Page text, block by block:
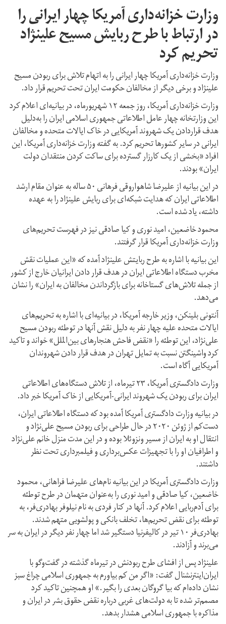
وزارت خزانه‌داری آمریکا چهار ایرانی را
در ارتباط با طرح ربایش مسیح علینژاد
تحریم کرد
وزارت خزانه‌داری آمریکا چهار ایرانی را به اتهام تلاش برای ربودن مسیح
علینژاد و برخی دیگر از مخالفان حکومت ایران تحت تحریم قرار داد.
وزارت خزانه‌داری آمریکا، روز جمعه ۱۲ شهریورماه، در بیانیه‌ای اعلام کرد
این وزارتخانه چهار عامل اطلاعاتی جمهوری اسلامی ایران را به‌دلیل
هدف قراردادن یک شهروند آمریکایی در خاک ایالات متحده و مخالفان
ایرانی در سایر کشورها تحریم کرد. به گفته وزارت خزانه‌داری آمریکا، این
افراد «بخشی از یک کارزار گسترده برای ساکت کردن منتقدان دولت
ایران» بودند.
در این بیانیه از علیرضا شاهواروقی فرهانی ۵۰ ساله به عنوان مقام ارشد
اطلاعاتی ایران که هدایت شبکه‌‌ای برای ربایش علینژاد را به عهده
داشته، یاد شده است.
محمود خاضعین، امید نوری و کیا صادقی نیز در فهرست تحریم‌های
وزارت خزانه‌داری آمریکا قرار گرفتند.
این بیانیه با اشاره به طرح ربایتش علینژاد آمده که «این عملیات نقش
مخرب دستگاه اطلاعاتی ایران در هدف قرار دادن ایرانیان خارج از کشور
از جمله تلاش‌های گستاخانه برای بازگرداندن مخالفان به ایران» را نشان
می‌دهد.
آنتونی بلینکن، وزیر خارجه آمریکا، در بیانیه‌ای با اشاره به تحریم‌های
ایالات متحده علیه چهار نفر به دلیل نقش آنها در توطئه ربودن مسیح
علی‌نژاد، این توطئه را «نقض فاحش هنجارهای بین‌الملل» خواند و تاکید
کرد واشینگتن نسبت به تمایل تهران در هدف قرار دادن شهروندان
آمریکایی آگاه است.
وزارت دادگستری آمریکا، ۲۳ تیرماه، از تلاش دستگاه‌های اطلاعاتی
ایران برای ربودن یک شهروند ایرانی-آمریکایی از خاک آمریکا خبر داد.
در بیانیه وزارت دادگستری آمریکا آمده بود که دستگاه اطلاعاتی ایران،
دست‌کم از ژوئن ۲۰۲۰ در حال طراحی برای ربودن مسیح علی‌نژاد و
انتقال او به ایران از مسیر ونزوئلا بوده و در این مدت منزل خانم علی‌نژاد
و اطرافیان او را با تجهیزات عکس‌برداری و فیلمبرداری تحت نظر
داشتند.
وزارت دادگستری آمریکا در این بیانیه نام‌های علیرضا فراهانی، محمود
خاضعین، کیا صادقی و امید نوری را به‌عنوان متهمان در طرح توطئه
برای آدم‌ربایی اعلام کرد. آنها در کنار فردی به نام نیلوفر بهادری‌فر، به
توطئه برای نقض تحریم‌ها، تخلف بانکی و پولشویی متهم شدند.
بهادری‌فر ۱۰ تیر در کالیفرنیا دستگیر شد اما چهار نفر دیگر در ایران به سر
می‌برند و آزادند.
علینژاد پس از افشای طرح ربودنش در تیرماه گذشته در گفت‌وگو با
ایران‌اینترنشنال گفت: «اگر من کم بیاورم به جمهوری اسلامی چراغ سبز
نشان داده‌ام که بیا گروگان بعدی را بگیر.» او همچنین تاکید کرد
مصمم‌تر شده تا به دولت‌های غربی درباره نقض حقوق بشر در ایران و
مذاکره با جمهوری اسلامی هشدار بدهد.